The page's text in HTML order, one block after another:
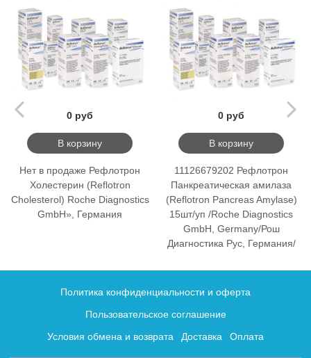
0 руб
В корзину
Нет в продаже Рефлотрон
Холестерин (Reflotron
Cholesterol) Roche Diagnostics
GmbH», Германия
0 руб
В корзину
11126679202 Рефлотрон
Панкреатическая амилаза
(Reflotron Pancreas Amylase)
15шт/уп /Roche Diagnostics
GmbH, Germany/Рош
Диагностика Рус, Германия/
Политика конфиденциальности и оферта
Пользовательское соглашение
Условия обмена и возврата Доставка Оплата